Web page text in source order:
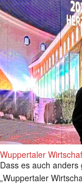
Wuppertaler
Dass es auch
„Wuppertaler